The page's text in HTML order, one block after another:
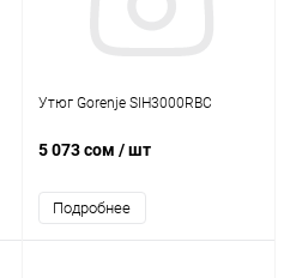
Утюг Gorenje SIH3000RBC
5 073 сом / шт
Подробнее